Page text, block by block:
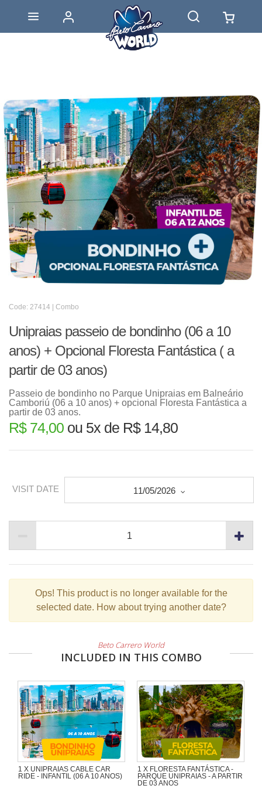
Code: 27414 | Combo
Unipraias passeio de bondinho (06 a 10
anos) + Opcional Floresta Fantástica ( a
partir de 03 anos)
Passeio de bondinho no Parque Unipraias em Balneário
Camboriú (06 a 10 anos) + opcional Floresta Fantástica a
partir de 03 anos.
R$ 74,00 ou 5x de R$ 14,80
VISIT DATE 11/05/2026
Ops! This product is no longer available for the
selected date. How about trying another date?
Beto Carrero World
INCLUDED IN THIS COMBO
1 X UNIPRAIAS CABLE CAR
RIDE - INFANTIL (06 A 10 ANOS)
1 X FLORESTA FANTÁSTICA -
PARQUE UNIPRAIAS - A PARTIR
DE 03 ANOS